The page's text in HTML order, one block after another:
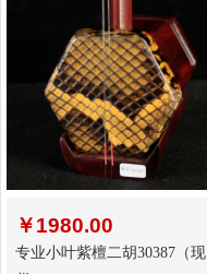
￥1980.00
专业小叶紫檀二胡30387（现